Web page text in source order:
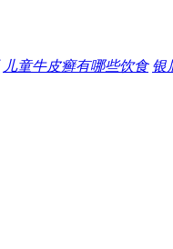
儿童牛皮癣有哪些饮食 银